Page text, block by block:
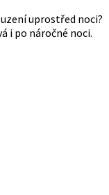
uprostřed noci?
i po náročné noci.